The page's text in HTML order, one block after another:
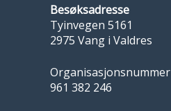
Besøksadresse
Tyinvegen 5161
2975 Vang i Valdres
Organisasjonsnummer
961 382 246